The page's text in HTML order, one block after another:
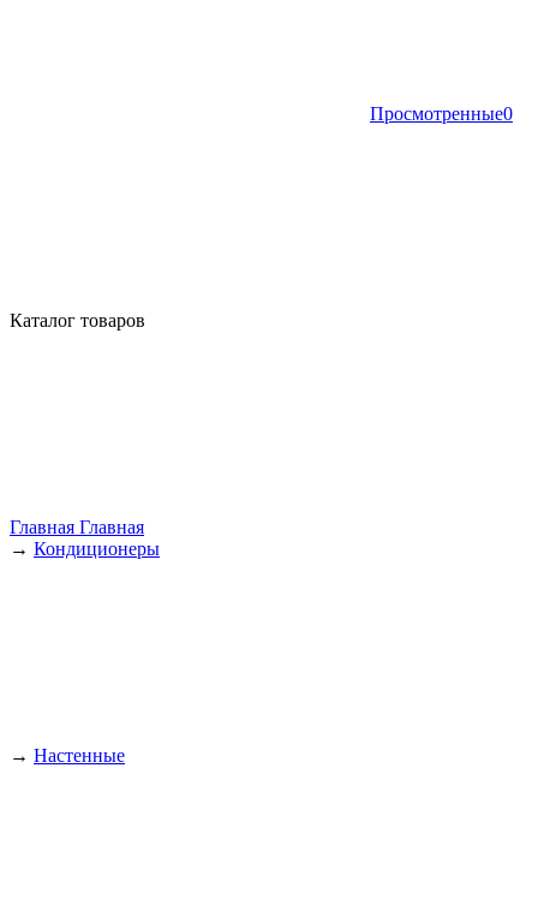
Просмотренные0
Каталог товаров
Главная Главная
→ Кондиционеры
→ Настенные